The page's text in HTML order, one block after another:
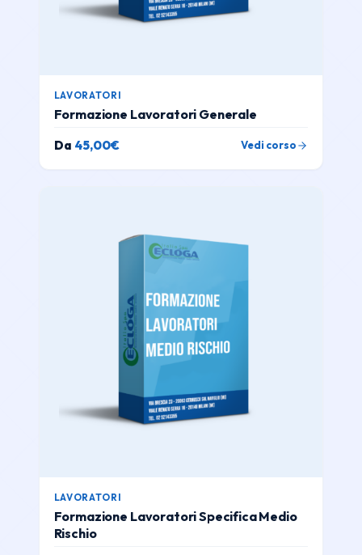
LAVORATORI
Formazione Lavoratori Generale
Da 45,00€ Vedi corso
LAVORATORI
Formazione Lavoratori Specifica Medio
Rischio